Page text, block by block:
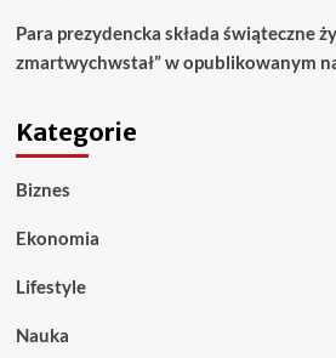
Para prezydencka składa świąteczne
zmartwychwstał” w opublikowanym
Kategorie
Biznes
Ekonomia
Lifestyle
Nauka